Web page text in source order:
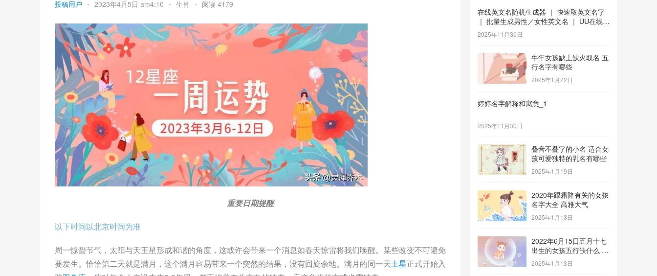
投稿用户 • 2023年4月5日 am4:10 • 生肖 • 阅读 4179
重要日期提醒
以下时间以北京时间为准
周一惊蛰节气，太阳与天王星形成和谐的角度，这或许会带来一个消息如春天惊雷将我们唤醒。某些改变不可避免
要发生。恰恰第二天就是满月，这个满月容易带来一个突然的结果，没有回旋余地。满月的同一天土星正式开始入
在线英文名随机生成器 ｜ 快速取英文名字
｜ 批量生成男性／女性英文名 ｜ UU在线工
具 _1
2025年11月30日
牛年女孩缺土缺火取名 五
行名字有哪些
2025年1月22日
婷婷名字解释和寓意_1
2025年11月30日
叠音不叠字的小名 适合女
孩可爱独特的乳名有哪些
2025年1月19日
2020年跟霜降有关的女孩
名字大全 高雅大气
2025年1月13日
2022年6月15日五月十七
出生的女孩五行缺什么 补
金的名字推荐
2025年1月13日